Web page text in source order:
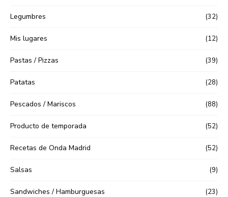
Legumbres (32)
Mis lugares (12)
Pastas / Pizzas (39)
Patatas (28)
Pescados / Mariscos (88)
Producto de temporada (52)
Recetas de Onda Madrid (52)
Salsas (9)
Sandwiches / Hamburguesas (23)